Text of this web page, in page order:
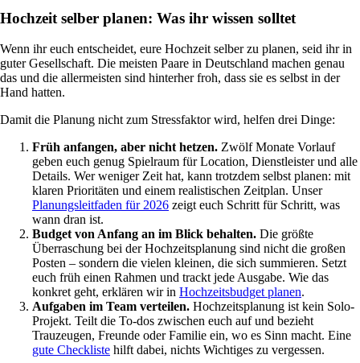
Hochzeit selber planen: Was ihr wissen solltet
Wenn ihr euch entscheidet, eure Hochzeit selber zu planen, seid ihr in
guter Gesellschaft. Die meisten Paare in Deutschland machen genau
das und die allermeisten sind hinterher froh, dass sie es selbst in der
Hand hatten.
Damit die Planung nicht zum Stressfaktor wird, helfen drei Dinge:
Früh anfangen, aber nicht hetzen. Zwölf Monate Vorlauf
geben euch genug Spielraum für Location, Dienstleister und alle
Details. Wer weniger Zeit hat, kann trotzdem selbst planen: mit
klaren Prioritäten und einem realistischen Zeitplan. Unser
Planungsleitfaden für 2026 zeigt euch Schritt für Schritt, was
wann dran ist.
Budget von Anfang an im Blick behalten. Die größte
Überraschung bei der Hochzeitsplanung sind nicht die großen
Posten – sondern die vielen kleinen, die sich summieren. Setzt
euch früh einen Rahmen und trackt jede Ausgabe. Wie das
konkret geht, erklären wir in Hochzeitsbudget planen.
Aufgaben im Team verteilen. Hochzeitsplanung ist kein Solo-
Projekt. Teilt die To-dos zwischen euch auf und bezieht
Trauzeugen, Freunde oder Familie ein, wo es Sinn macht. Eine
gute Checkliste hilft dabei, nichts Wichtiges zu vergessen.